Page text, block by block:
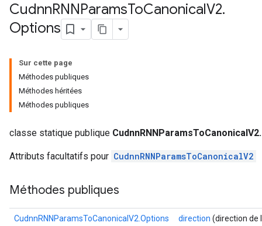
CudnnRNNParamsToCanonicalV2.
Options
Sur cette page
Méthodes publiques
Méthodes héritées
Méthodes publiques
classe statique publique
Attributs facultatifs pour CudnnRNNParamsToCanonicalV2
Méthodes publiques
CudnnRNNParamsToCanonicalV2.Options direction (direction de